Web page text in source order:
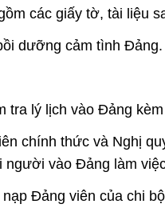
các giấy tờ, tài liệu
dưỡng cảm tình Đảng.
tra lý lịch vào Đảng
chính thức và Nghị
người vào Đảng làm
Đảng viên của chi